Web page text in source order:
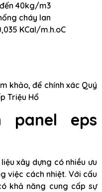
40kg/m3
cháy lan
KCal/m.h.oC
khảo, để chính xác Quý
Triệu Hổ
panel eps
xây dựng có nhiều ưu
việc cách nhiệt. Với cấu
khả năng cung cấp sự